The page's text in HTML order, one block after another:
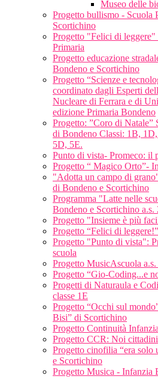
Museo delle
Progetto bullismo - Scuola
Scortichino
Progetto "Felici di leggere"
Primaria
Progetto educazione
Bondeno e Scortichino
Progetto “Scienze e
coordinato dagli Esperti
Nucleare di Ferrara e di
edizione Primaria Bondeno
Progetto: ”Coro di Natale”
di Bondeno Classi: 1B,
5D, 5E.
Punto di vista- Promeco: il
Progetto “ Magico Orto”-
"Adotta un campo di
di Bondeno e Scortichino
Programma "Latte nelle
Bondeno e Scortichino a.s.
Progetto "Insieme è più
Progetto “Felici di leggere!”
Progetto "Punto di vista":
scuola
Progetto MusicAscuola
Progetto “Gio-Coding...e
Progetti di Naturaula e
classe 1E
Progetto “Occhi sul
Bisi” di Scortichino
Progetto Continuità
Progetto CCR: Noi
Progetto cinofilia “era solo
e Scortichino
Progetto Musica - Infanzia